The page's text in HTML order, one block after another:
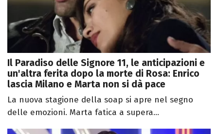
Il Paradiso delle Signore 11, le anticipazioni e
un'altra ferita dopo la morte di Rosa: Enrico
lascia Milano e Marta non si dà pace
La nuova stagione della soap si apre nel segno
delle emozioni. Marta fatica a supera...